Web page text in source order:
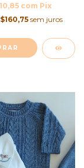
com Pix
sem juros